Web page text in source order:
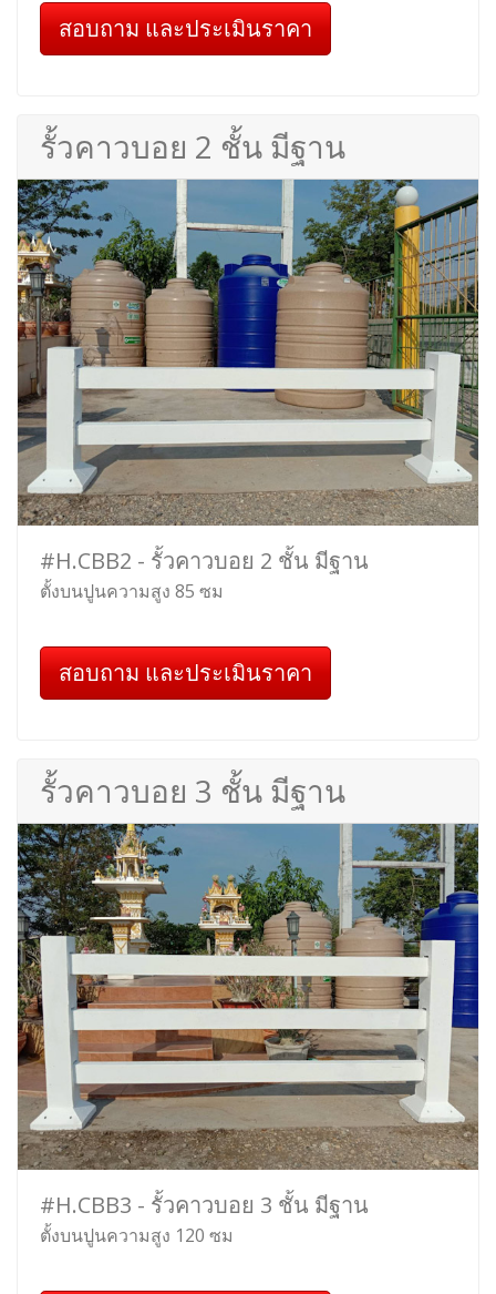
สอบถาม และประเมินราคา
รั้วคาวบอย 2 ชั้น มีฐาน
#H.CBB2 - รั้วคาวบอย 2 ชั้น มีฐาน
ตั้งบนปูนความสูง 85 ซม
สอบถาม และประเมินราคา
รั้วคาวบอย 3 ชั้น มีฐาน
#H.CBB3 - รั้วคาวบอย 3 ชั้น มีฐาน
ตั้งบนปูนความสูง 120 ซม